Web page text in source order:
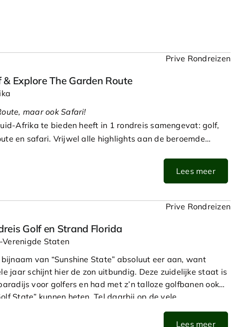
Prive Rondreizen
Explore The Garden Route
maar ook Safari!
Afrika te bieden heeft in 1 rondreis samengevat: golf,
en safari. Vrijwel alle highlights aan de beroemde
naar Kaapstad. Bij aankomst op de luchthaven
en rijdt u naar het centrum van Kaapstad. U verblijft 3
Queen Victoria Hotel. Het hotel is centraal
Waterfront, met z’n vele gezellige bars, restaurants en
ook een transfer verzorgen naar uw hotel in Kaapstad en
dag laten afleveren bij het hotel.
Lees meer
Prive Rondreizen
Golf en Strand Florida
Staten
bijnaam van “Sunshine State” absoluut eer aan, want
jaar schijnt hier de zon uitbundig. Deze zuidelijke staat is
voor golfers en had met z’n talloze golfbanen ook
State” kunnen heten. Tel daarbij op de vele
voor een heerlijke golfvakantie aanwezig. Florida,
Lees meer